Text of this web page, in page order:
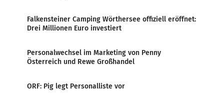
Falkensteiner Camping Wörthersee offiziell eröffnet:
Drei Millionen Euro investiert
Personalwechsel im Marketing von Penny
Österreich und Rewe Großhandel
ORF: Pig legt Personalliste vor